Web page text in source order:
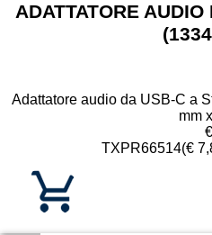
ADATTATORE
Adattatore audio da USB-C a
mm
TXPR66514(€